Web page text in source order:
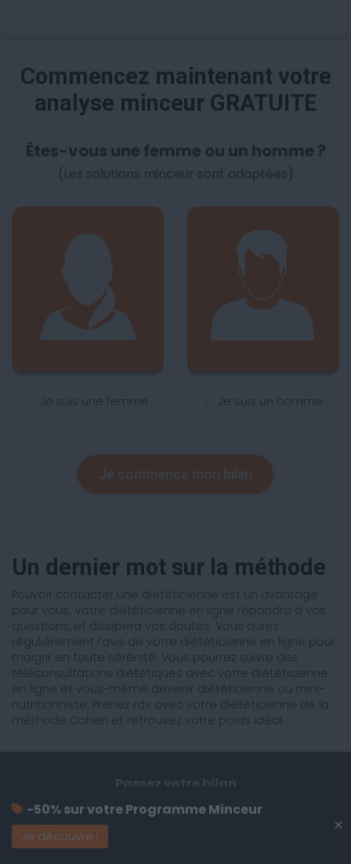
Commencez maintenant votre
analyse minceur GRATUITE
Êtes-vous une femme ou un homme ?
(Les solutions minceur sont adaptées)
Je suis une femme Je suis un homme
Je commence mon bilan
Un dernier mot sur la méthode
Pouvoir contacter une diététicienne est un avantage
pour vous. Votre diététicienne en ligne répondra à vos
questions, et dissipera vos doutes. Vous aurez
régulièrement l’avis de votre diététicienne en ligne pour
maigrir en toute sérénité. Vous pourrez suivre des
téléconsultations diététiques avec votre diététicienne
en ligne et vous-même devenir diététicienne ou mini-
nutritionniste. Prenez rdv avec votre diététicienne de la
méthode Cohen et retrouvez votre poids idéal.
Savoir Manger gratuitement
-50% sur votre Programme Minceur
Je découvre ! ×